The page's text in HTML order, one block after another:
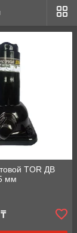
TOR ДВ
мм
₸